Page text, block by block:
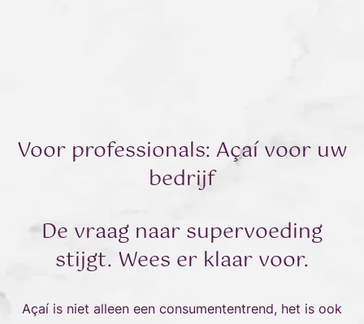
Voor professionals: Açaí voor uw
bedrijf
De vraag naar supervoeding
stijgt. Wees er klaar voor.
Açaí is niet alleen een consumententrend, het is ook